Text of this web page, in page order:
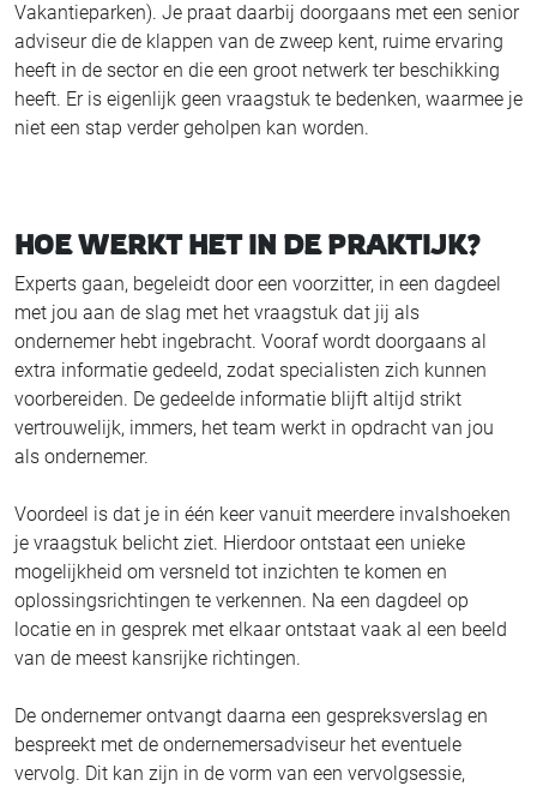
Vakantieparken). Je praat daarbij doorgaans met een senior
adviseur die de klappen van de zweep kent, ruime ervaring
heeft in de sector en die een groot netwerk ter beschikking
heeft. Er is eigenlijk geen vraagstuk te bedenken, waarmee je
niet een stap verder geholpen kan worden.
HOE WERKT HET IN DE PRAKTIJK?
Experts gaan, begeleidt door een voorzitter, in een dagdeel
met jou aan de slag met het vraagstuk dat jij als
ondernemer hebt ingebracht. Vooraf wordt doorgaans al
extra informatie gedeeld, zodat specialisten zich kunnen
voorbereiden. De gedeelde informatie blijft altijd strikt
vertrouwelijk, immers, het team werkt in opdracht van jou
als ondernemer.
Voordeel is dat je in één keer vanuit meerdere invalshoeken
je vraagstuk belicht ziet. Hierdoor ontstaat een unieke
mogelijkheid om versneld tot inzichten te komen en
oplossingsrichtingen te verkennen. Na een dagdeel op
locatie en in gesprek met elkaar ontstaat vaak al een beeld
van de meest kansrijke richtingen.
De ondernemer ontvangt daarna een gespreksverslag en
bespreekt met de ondernemersadviseur het eventuele
vervolg. Dit kan zijn in de vorm van een vervolgsessie,